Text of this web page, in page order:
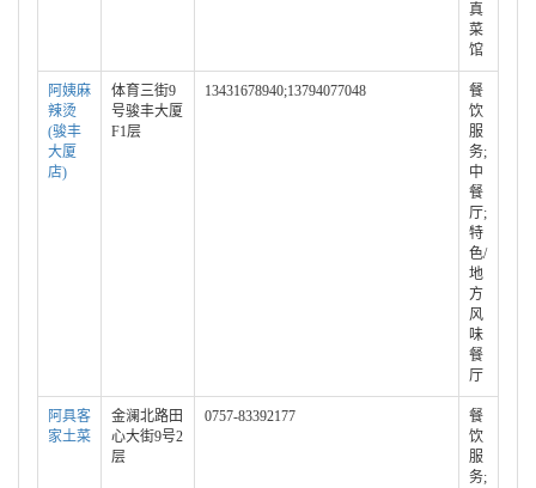
真
菜
馆
阿姨麻
辣烫
(骏丰
大厦
店)
体育三街9
号骏丰大厦
F1层
13431678940;13794077048
餐
饮
服
务;
中
餐
厅;
特
色/
地
方
风
味
餐
厅
阿具客
家土菜
金澜北路田
心大街9号2
层
0757-83392177
餐
饮
服
务;